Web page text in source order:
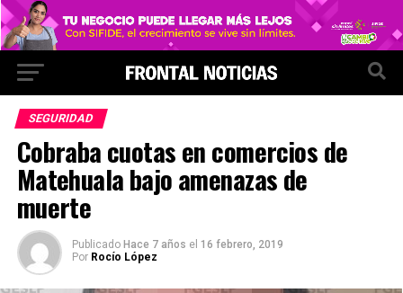
SEGURIDAD
Cobraba cuotas en comercios de
Matehuala bajo amenazas de
muerte
Publicado Hace 7 años el 16 febrero, 2019
Por Rocío López